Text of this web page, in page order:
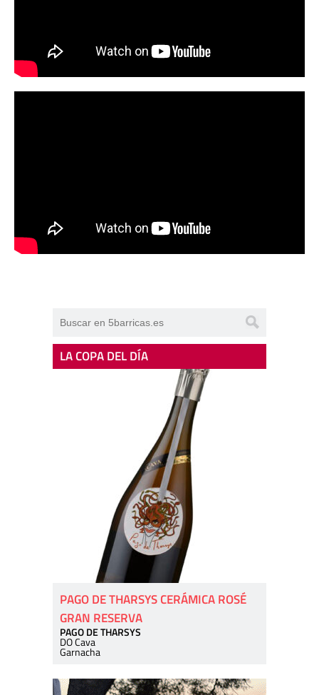
LA COPA DEL DÍA
PAGO DE THARSYS CERÁMICA ROSÉ
GRAN RESERVA
PAGO DE THARSYS
DO Cava
Garnacha